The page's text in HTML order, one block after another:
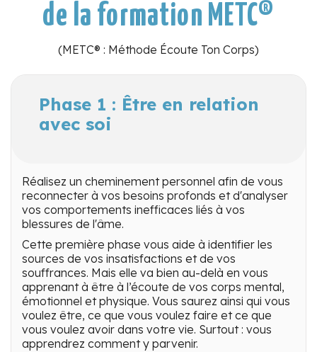
de la formation METC®
(METC® : Méthode Écoute Ton Corps)
Phase 1 : Être en relation
avec soi
Réalisez un cheminement personnel afin de vous
reconnecter à vos besoins profonds et d'analyser
vos comportements inefficaces liés à vos
blessures de l'âme.
Cette première phase vous aide à identifier les
sources de vos insatisfactions et de vos
souffrances. Mais elle va bien au-delà en vous
apprenant à être à l’écoute de vos corps mental,
émotionnel et physique. Vous saurez ainsi qui vous
voulez être, ce que vous voulez faire et ce que
vous voulez avoir dans votre vie. Surtout : vous
apprendrez comment y parvenir.